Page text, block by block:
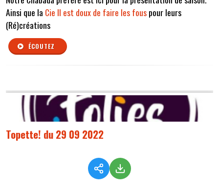
Ainsi que la Cie Il est doux de faire les fouspour leurs
(Ré)créations
ÉCOUTEZ
Topette! du 29 09 2022